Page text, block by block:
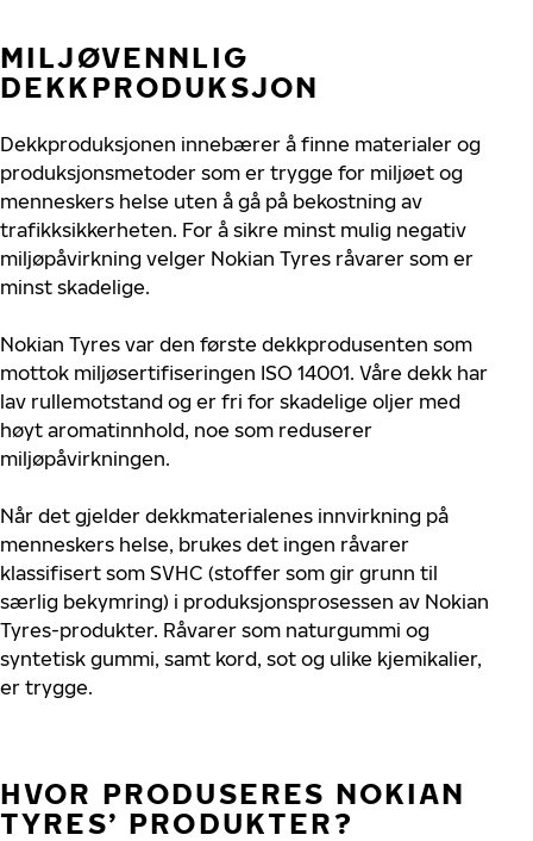
MILJØVENNLIG
DEKKPRODUKSJON
Dekkproduksjonen innebærer å finne materialer og
produksjonsmetoder som er trygge for miljøet og
menneskers helse uten å gå på bekostning av
trafikksikkerheten. For å sikre minst mulig negativ
miljøpåvirkning velger Nokian Tyres råvarer som er
minst skadelige.
Nokian Tyres var den første dekkprodusenten som
mottok miljøsertifiseringen ISO 14001. Våre dekk har
lav rullemotstand og er fri for skadelige oljer med
høyt aromatinnhold, noe som reduserer
miljøpåvirkningen.
Når det gjelder dekkmaterialenes innvirkning på
menneskers helse, brukes det ingen råvarer
klassifisert som SVHC (stoffer som gir grunn til
særlig bekymring) i produksjonsprosessen av Nokian
Tyres-produkter. Råvarer som naturgummi og
syntetisk gummi, samt kord, sot og ulike kjemikalier,
er trygge.
HVOR PRODUSERES NOKIAN
TYRES’ PRODUKTER?